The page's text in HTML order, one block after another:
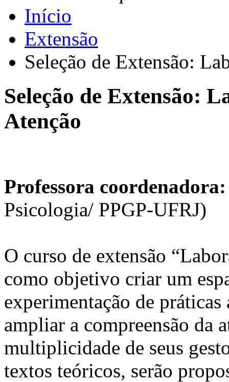
Início
Extensão
Seleção de Extensão:
Seleção de Extensão:
Atenção
Professora coordenadora:
Psicologia/ PPGP-UFRJ)
O curso de extensão
como objetivo criar um
experimentação de
ampliar a compreensão da
multiplicidade de seus
textos teóricos, serão